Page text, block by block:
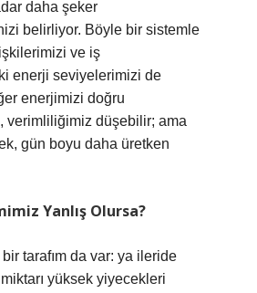
daha şeker
belirliyor. Böyle bir sistemle
ve iş
enerji seviyelerimizi de
enerjimizi doğru
verimliliğimiz düşebilir; ama
gün boyu daha üretken
Yanlış Olursa?
bir tarafım da var: ya ileride
yüksek yiyecekleri